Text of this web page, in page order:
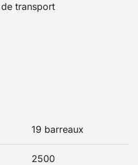
19 barreaux
2500
transport